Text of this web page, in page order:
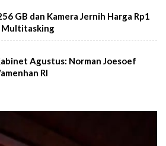
GB dan Kamera Jernih Harga Rp1
Multitasking
Agustus: Norman Joesoef
RI